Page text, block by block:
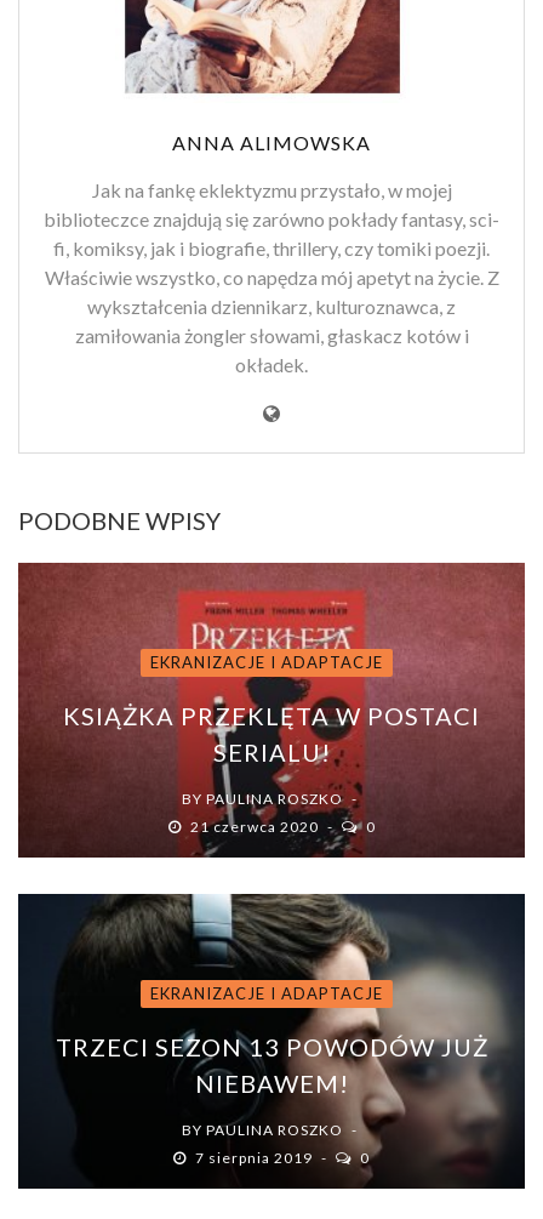
ANNA ALIMOWSKA
Jak na fankę eklektyzmu przystało, w mojej
biblioteczce znajdują się zarówno pokłady fantasy, sci-
fi, komiksy, jak i biografie, thrillery, czy tomiki poezji.
Właściwie wszystko, co napędza mój apetyt na życie. Z
wykształcenia dziennikarz, kulturoznawca, z
zamiłowania żongler słowami, głaskacz kotów i
okładek.
PODOBNE WPISY
EKRANIZACJE I ADAPTACJE
KSIĄŻKA PRZEKLĘTA W POSTACI
SERIALU!
BY PAULINA ROSZKO
21 czerwca 2020
0
EKRANIZACJE I ADAPTACJE
TRZECI SEZON 13 POWODÓW JUŻ
NIEBAWEM!
BY PAULINA ROSZKO
7 sierpnia 2019
0